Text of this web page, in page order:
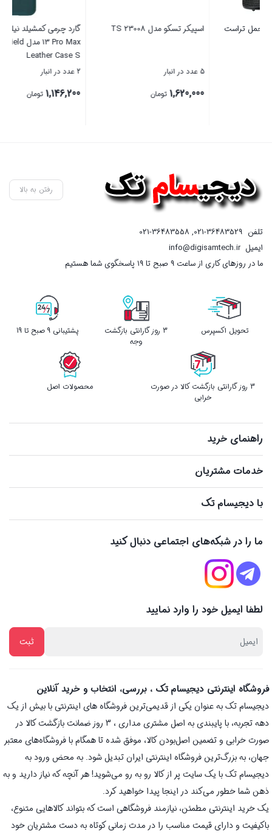
گارد چرمی کمشیلد نیلکین iPhone
تومان
مودم 4G LTE قابل حمل زد تی ای
تومان
رفتن به بالا
تلفن 021-36483529
,
021-36483558
ایمیلinfo@digisamtech.ir
ما در روزهای کاری از ساعت ۹ صبح تا ۱۹ پاسخگوی شما هستیم
تحویل اکسپرس
3 روز گارانتی بازگشت
وجه
پشتیبانی 9 صبح تا 19
3 روز گارانتی بازگشت کالا در صورت
خرابی
محصولات اصل
راهنمای خرید
خدمات مشتریان
با دیجیسام تک
ما را در شبکه‌های اجتماعی دنبال کنید
لطفا ایمیل خود را وارد نمایید
فروشگاه اینترنتی دیجیسام تک ، بررسی، انتخاب و خرید آنلاین
دیجیسام تک به عنوان یکی از قدیمی‌ترین فروشگاه های اینترنتی با بیش از یک
دهه تجربه، با پایبندی به اصل مشتری مداری ، 3 روز ضمانت بازگشت کالا در
صورت خرابی و تضمین اصل‌بودن کالا، موفق شده تا همگام با فروشگاه‌های معتبر
جهان، به بزرگ‌ترین فروشگاه اینترنتی ایران تبدیل شود. به محض ورود به
دیجیسام تک با یک سایت پر از کالا رو به رو می‌شوید! هر آنچه که نیاز دارید و به
ذهن شما خطور می‌کند در اینجا پیدا خواهید کرد.
یک خرید اینترنتی مطمئن، نیازمند فروشگاهی است که بتواند کالاهایی متنوع،
باکیفیت و دارای قیمت مناسب را در مدت زمانی کوتاه به دست مشتریان خود